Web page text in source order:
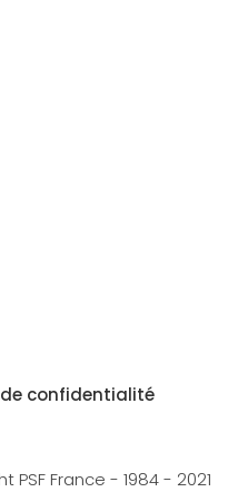
confidentialité
PSF France - 1984 - 2021